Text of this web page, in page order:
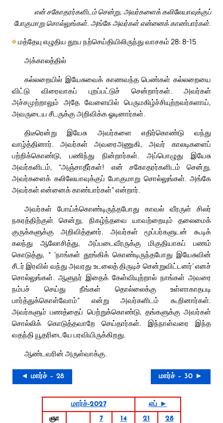
என் சகோதரர்களிடம் சென்று, அவர்களைக் கலிலேயாவுக்குப்
போகுமாறு சொல்லுங்கள். அங்கே அவர்கள் என்னைக் காண்பார்கள்.
✠மத்தேயு எழுதிய தூய நற்செய்தியிலிருந்து வாசகம் 28: 8-15
அக்காலத்தில்
கல்லறையில் இயேசுவைக் காணவந்த பெண்கள் கல்லறையை
விட்டு விரைவாகப் புறப்பட்டுச் சென்றார்கள். அவர்கள்
அச்சமுற்றாலும் அதே வேளையில் பெருமகிழ்ச்சியுற்றவர்களாய்,
அவருடைய சீடருக்கு அறிவிக்க ஓடினார்கள்.
திடீரென்று இயேசு அவர்களை எதிர்கொண்டு வந்து
வாழ்த்தினார். அவர்கள் அவரைஅணுகி, அவர் காலடிகளைப்
பற்றிக்கொண்டு, பணிந்து நின்றார்கள். அப்பொழுது இயேசு
அவர்களிடம், “அஞ்சாதீர்கள்! என் சகோதரர்களிடம் சென்று,
அவர்களைக் கலிலேயாவுக்குப் போகுமாறு சொல்லுங்கள். அங்கே
அவர்கள் என்னைக் காண்பார்கள்” என்றார்.
அவர்கள் போய்க்கொண்டிருந்தபோது காவல் வீரருள் சிலர்
நகரத்திற்குள் சென்று, நிகழ்ந்தவை யாவற்றையும் தலைமைக்
குருக்களுக்கு அறிவித்தனர். அவர்கள் மூப்பர்களுடன் கூடிக்
கலந்து ஆலோசித்து, அப்படைவீரருக்கு மிகுதியாகப் பணம்
கொடுத்து, “ ‘நாங்கள் தூங்கிக் கொண்டிருந்தபோது இயேசுவின்
சீடர் இரவில் வந்து அவரது உடலைத் திருடிச் சென்றுவிட்டனர்’ எனச்
சொல்லுங்கள். ஆளுநர் இதைக் கேள்வியுற்றால் நாங்கள் அவரை
நம்பச் செய்து நீங்கள் தொல்லைக்கு உள்ளாகாதபடி
பார்த்துக்கொள்வோம்” என்று அவர்களிடம் கூறினார்கள்.
அவர்களும் பணத்தைப் பெற்றுக்கொண்டு, தங்களுக்கு அவர்கள்
சொல்லிக் கொடுத்தவாறே செய்தார்கள். இந்நாள்வரை இந்த
வதந்தி யூதரிடையே பரவியிருக்கிறது.
ஆண்டவரின் அருள்வாக்கு.
◄ மார்ச் – 28 மார்ச் – 30 ►
மார்ச்-2027
ஏப் ►
ஞா
7 14 21
28